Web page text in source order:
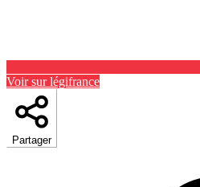
Voir sur légifrance
Partager